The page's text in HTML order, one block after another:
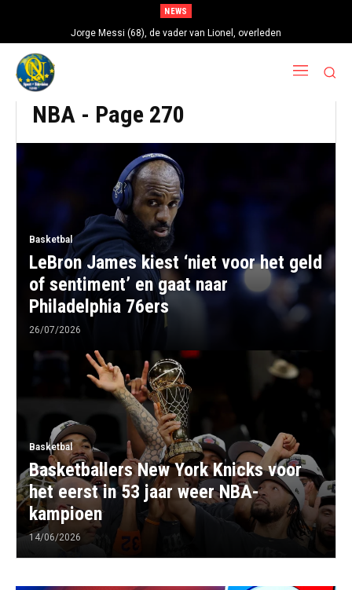
NEWS
Jorge Messi (68), de vader van Lionel, overleden
NBA - Page 270
Basketbal
LeBron James kiest ‘niet voor het geld
of sentiment’ en gaat naar
Philadelphia 76ers
26/07/2026
Basketbal
Basketballers New York Knicks voor
het eerst in 53 jaar weer NBA-
kampioen
14/06/2026